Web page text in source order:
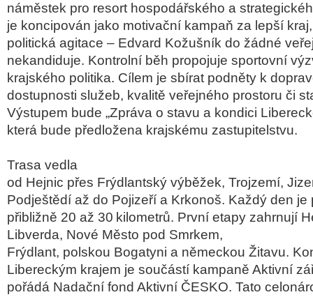
náměstek pro resort hospodářského a
je koncipován jako motivační kampaň za lepší
politická agitace – Edvard Kožušník do žádné
nekandiduje. Kontrolní běh propojuje sportovní
krajského politika. Cílem je sbírat podněty k
dostupnosti služeb, kvalitě veřejného prostoru či
Výstupem bude „Zpráva o stavu a kondici
která bude předložena krajskému zastupitelstvu.
Trasa vedla
od Hejnic přes Frýdlantský výběžek, Trojzemí,
Podještědí až do Pojizeří a Krkonoš. Každý den je
přibližně 20 až 30 kilometrů. První etapy zahrnují
Libverda, Nové Město pod Smrkem,
Frýdlant, polskou Bogatyni a německou Žitavu.
Libereckým krajem je součástí kampaně Aktivní
pořádá Nadační fond Aktivní ČESKO. Tato